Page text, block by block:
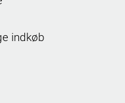
indkøb